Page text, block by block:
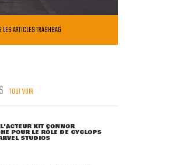
LES ARTICLES TRASHBAG
TOUT VOIR
KIT CONNOR
POUR LE RÔLE DE CYCLOPS
STUDIOS